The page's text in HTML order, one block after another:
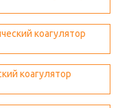
коагулятор
коагулятор